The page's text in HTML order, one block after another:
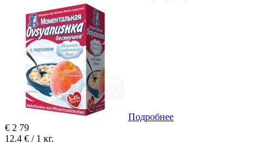
Подробнее
€ 2 79
12.4 € / 1 кг.